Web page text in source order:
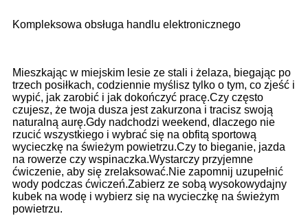
Kompleksowa obsługa handlu elektronicznego
Mieszkając w miejskim lesie ze stali i żelaza, biegając po
trzech posiłkach, codziennie myślisz tylko o tym, co zjeść i
wypić, jak zarobić i jak dokończyć pracę.Czy często
czujesz, że twoja dusza jest zakurzona i tracisz swoją
naturalną aurę.Gdy nadchodzi weekend, dlaczego nie
rzucić wszystkiego i wybrać się na obfitą sportową
wycieczkę na świeżym powietrzu.Czy to bieganie, jazda
na rowerze czy wspinaczka.Wystarczy przyjemne
ćwiczenie, aby się zrelaksować.Nie zapomnij uzupełnić
wody podczas ćwiczeń.Zabierz ze sobą wysokowydajny
kubek na wodę i wybierz się na wycieczkę na świeżym
powietrzu.